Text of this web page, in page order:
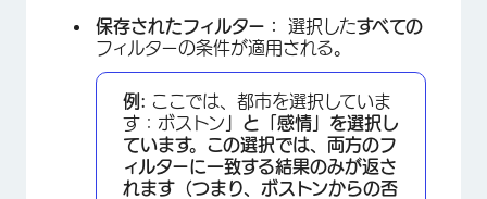
保存されたフィルター： 選択したすべての
フィルターの条件が適用される。
例: ここでは、都市を選択していま
す：ボストン 」と「感情」を選択し
ています。この選択では、 両方のフ
ィルターに一致する結果のみが返さ
れます（つまり、ボストンからの否